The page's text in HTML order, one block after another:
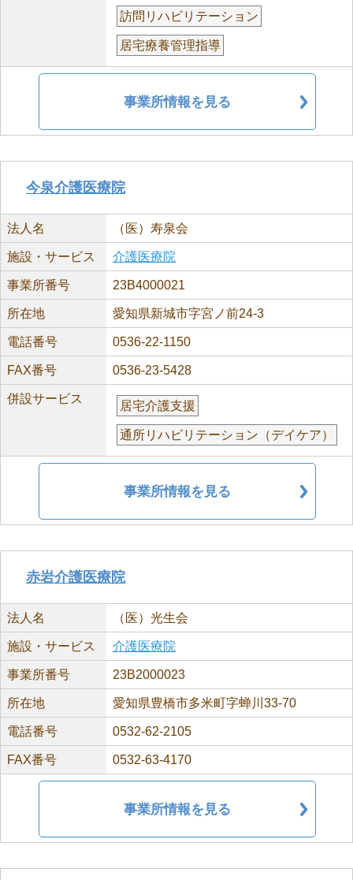
訪問リハビリテーション
居宅療養管理指導
事業所情報を見る
今泉介護医療院
法人名 （医）寿泉会
施設・サービス 介護医療院
事業所番号 23B4000021
所在地 愛知県新城市字宮ノ前24-3
電話番号 0536-22-1150
FAX番号 0536-23-5428
併設サービス
居宅介護支援
通所リハビリテーション（デイケア）
事業所情報を見る
赤岩介護医療院
法人名 （医）光生会
施設・サービス 介護医療院
事業所番号 23B2000023
所在地 愛知県豊橋市多米町字蝉川33-70
電話番号 0532-62-2105
FAX番号 0532-63-4170
事業所情報を見る